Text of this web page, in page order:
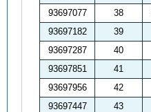
93697077
38
93697182
39
93697287
40
93697851
41
93697956
42
93697447
43